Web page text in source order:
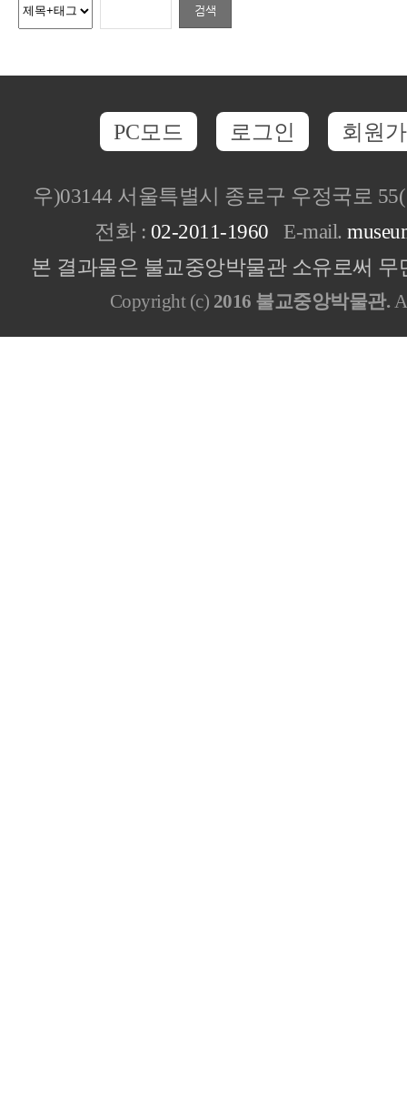
PC모드 로그인 회원
우)03144 서울특별시 종로구 우정국로
전화 : 02-2011-1960 E-mail.
본 결과물은 불교중앙박물관 소유로써
Copyright (c) 2016 불교중앙박물관.